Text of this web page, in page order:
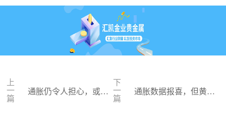
上
一
篇
通胀仍令人担心，或影
下
一
篇
通胀数据报喜，但黄金